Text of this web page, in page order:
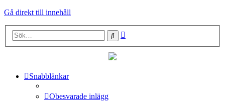
Gå direkt till innehåll
Sök
Snabblänkar
Obesvarade inlägg